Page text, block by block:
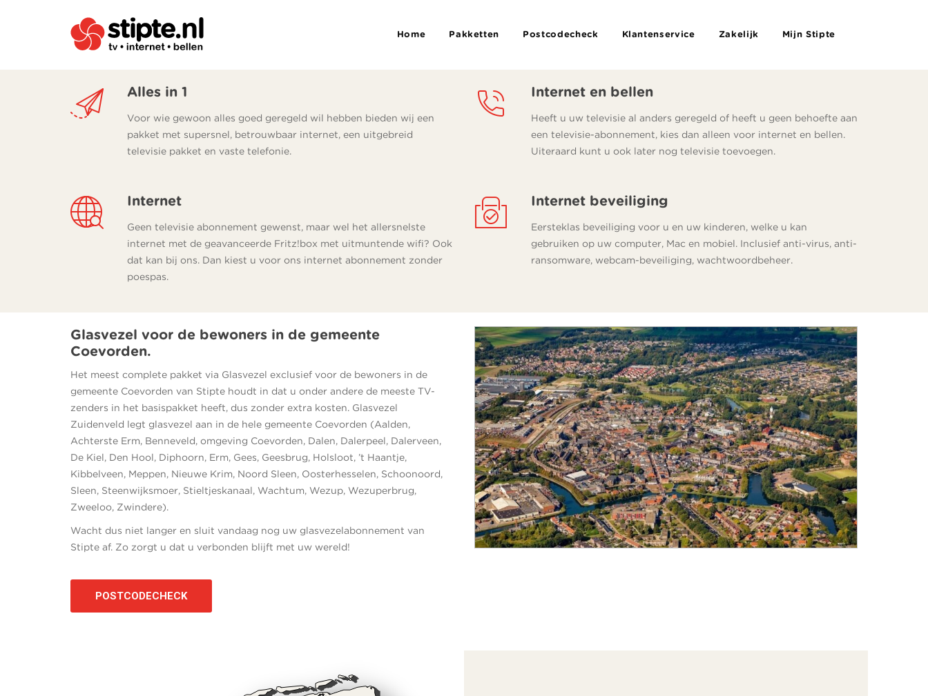
Home Pakketten Postcodecheck Klantenservice Zakelijk Mijn Stipte
Alles in 1
Voor wie gewoon alles goed geregeld wil hebben bieden wij een
pakket met supersnel, betrouwbaar internet, een uitgebreid
televisie pakket en vaste telefonie.
Internet
Geen televisie abonnement gewenst, maar wel het allersnelste
internet met de geavanceerde Fritz!box met uitmuntende wifi? Ook
dat kan bij ons. Dan kiest u voor ons internet abonnement zonder
poespas.
Internet en bellen
Heeft u uw televisie al anders geregeld of heeft u geen behoefte aan
een televisie-abonnement, kies dan alleen voor internet en bellen.
Uiteraard kunt u ook later nog televisie toevoegen.
Internet beveiliging
Eersteklas beveiliging voor u en uw kinderen, welke u kan
gebruiken op uw computer, Mac en mobiel. Inclusief anti-virus, anti-
ransomware, webcam-beveiliging, wachtwoordbeheer.
Glasvezel voor de bewoners in de gemeente
Coevorden.
Het meest complete pakket via Glasvezel exclusief voor de bewoners in de
gemeente Coevorden van Stipte houdt in dat u onder andere de meeste TV-
zenders in het basispakket heeft, dus zonder extra kosten. Glasvezel
Zuidenveld legt glasvezel aan in de hele gemeente Coevorden (Aalden,
Achterste Erm, Benneveld, omgeving Coevorden, Dalen, Dalerpeel, Dalerveen,
De Kiel, Den Hool, Diphoorn, Erm, Gees, Geesbrug, Holsloot, ’t Haantje,
Kibbelveen, Meppen, Nieuwe Krim, Noord Sleen, Oosterhesselen, Schoonoord,
Sleen, Steenwijksmoer, Stieltjeskanaal, Wachtum, Wezup, Wezuperbrug,
Zweeloo, Zwindere).
Wacht dus niet langer en sluit vandaag nog uw glasvezelabonnement van
Stipte af. Zo zorgt u dat u verbonden blijft met uw wereld!
POSTCODECHECK